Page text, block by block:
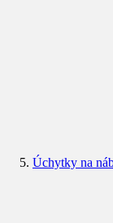
Úchytky na